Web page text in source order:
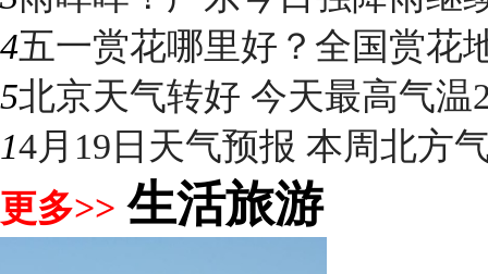
4五一赏花哪里好？全国赏花
5北京天气转好 今天最高气
14月19日天气预报 本周北方
更多>> 生活旅游